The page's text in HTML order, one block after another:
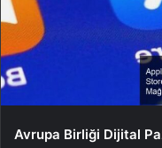
Avrupa Birliği Dijital